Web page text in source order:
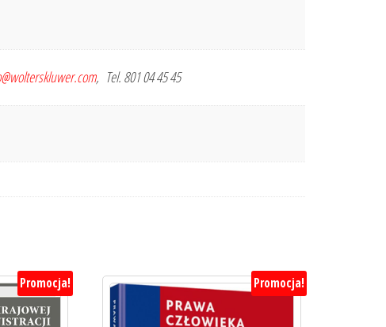
, Tel. 801 04 45 45
Promocja! Promocja!